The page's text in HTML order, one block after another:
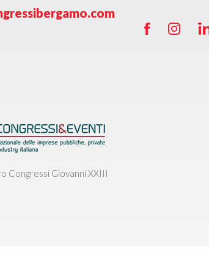
Congressi Giovanni XXIII